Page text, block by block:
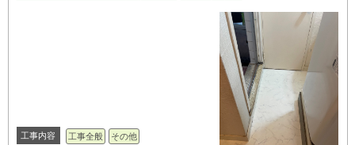
工事内容 工事全般 その他